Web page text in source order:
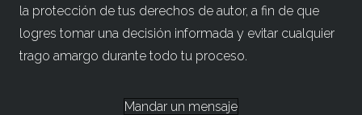
la protección de tus derechos de autor, a fin de que
logres tomar una decisión informada y evitar cualquier
trago amargo durante todo tu proceso.
Mandar un mensaje